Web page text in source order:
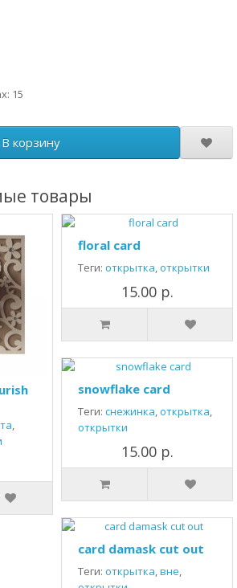
15
В корзину
товары
,
floral card
Теги: открытка,открытки
15.00 р.
snowflake card
Теги: снежинка,открытка,
открытки
15.00 р.
card damask cut out
Теги: открытка,вне,